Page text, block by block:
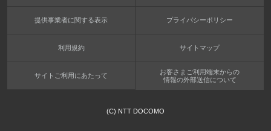
提供事業者に関する表示 プライバシーポリシー
利用規約 サイトマップ
サイトご利用にあたって
お客さまご利用端末からの
情報の外部送信について
(C) NTT DOCOMO